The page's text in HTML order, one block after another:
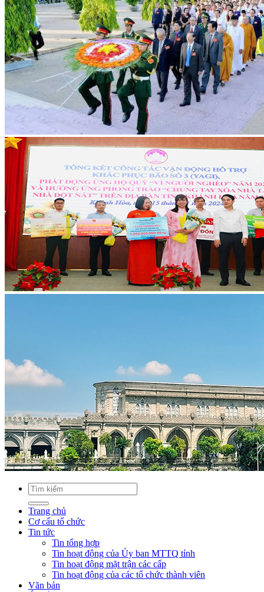
Trang chủ
Cơ cấu tổ chức
Tin tức
Tin tổng hợp
Tin hoạt động của Ủy ban MTTQ tỉnh
Tin hoạt động mặt trận các cấp
Tin hoạt động của các tổ chức thành viên
Văn bản